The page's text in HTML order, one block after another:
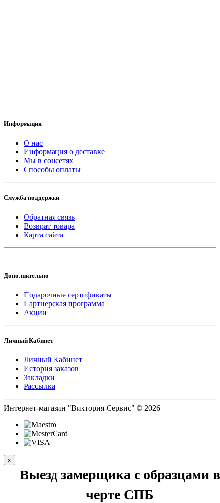
Информация
О нас
Информация о доставке
Мы в соцсетях
Способы оплаты
Служба поддержки
Обратная связь
Возврат товара
Карта сайта
Дополнительно
Подарочные сертификаты
Партнерская программа
Акции
Личный Кабинет
Личный Кабинет
История заказов
Закладки
Рассылка
Интернет-магазин "Виктория-Сервис" © 2026
x
Выезд замерщика с образцами в
черте СПБ